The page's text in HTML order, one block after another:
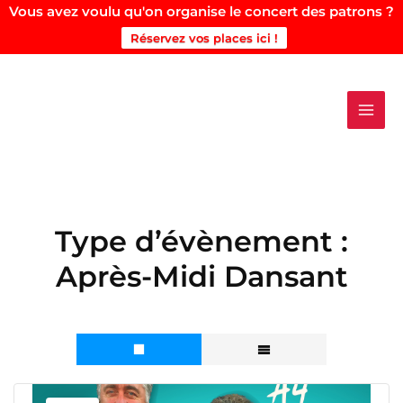
Vous avez voulu qu'on organise le concert des patrons ?
Réservez vos places ici !
Type d’évènement :
Après-Midi Dansant